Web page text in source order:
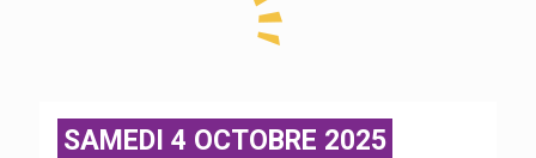
SAMEDI 4 OCTOBRE 2025